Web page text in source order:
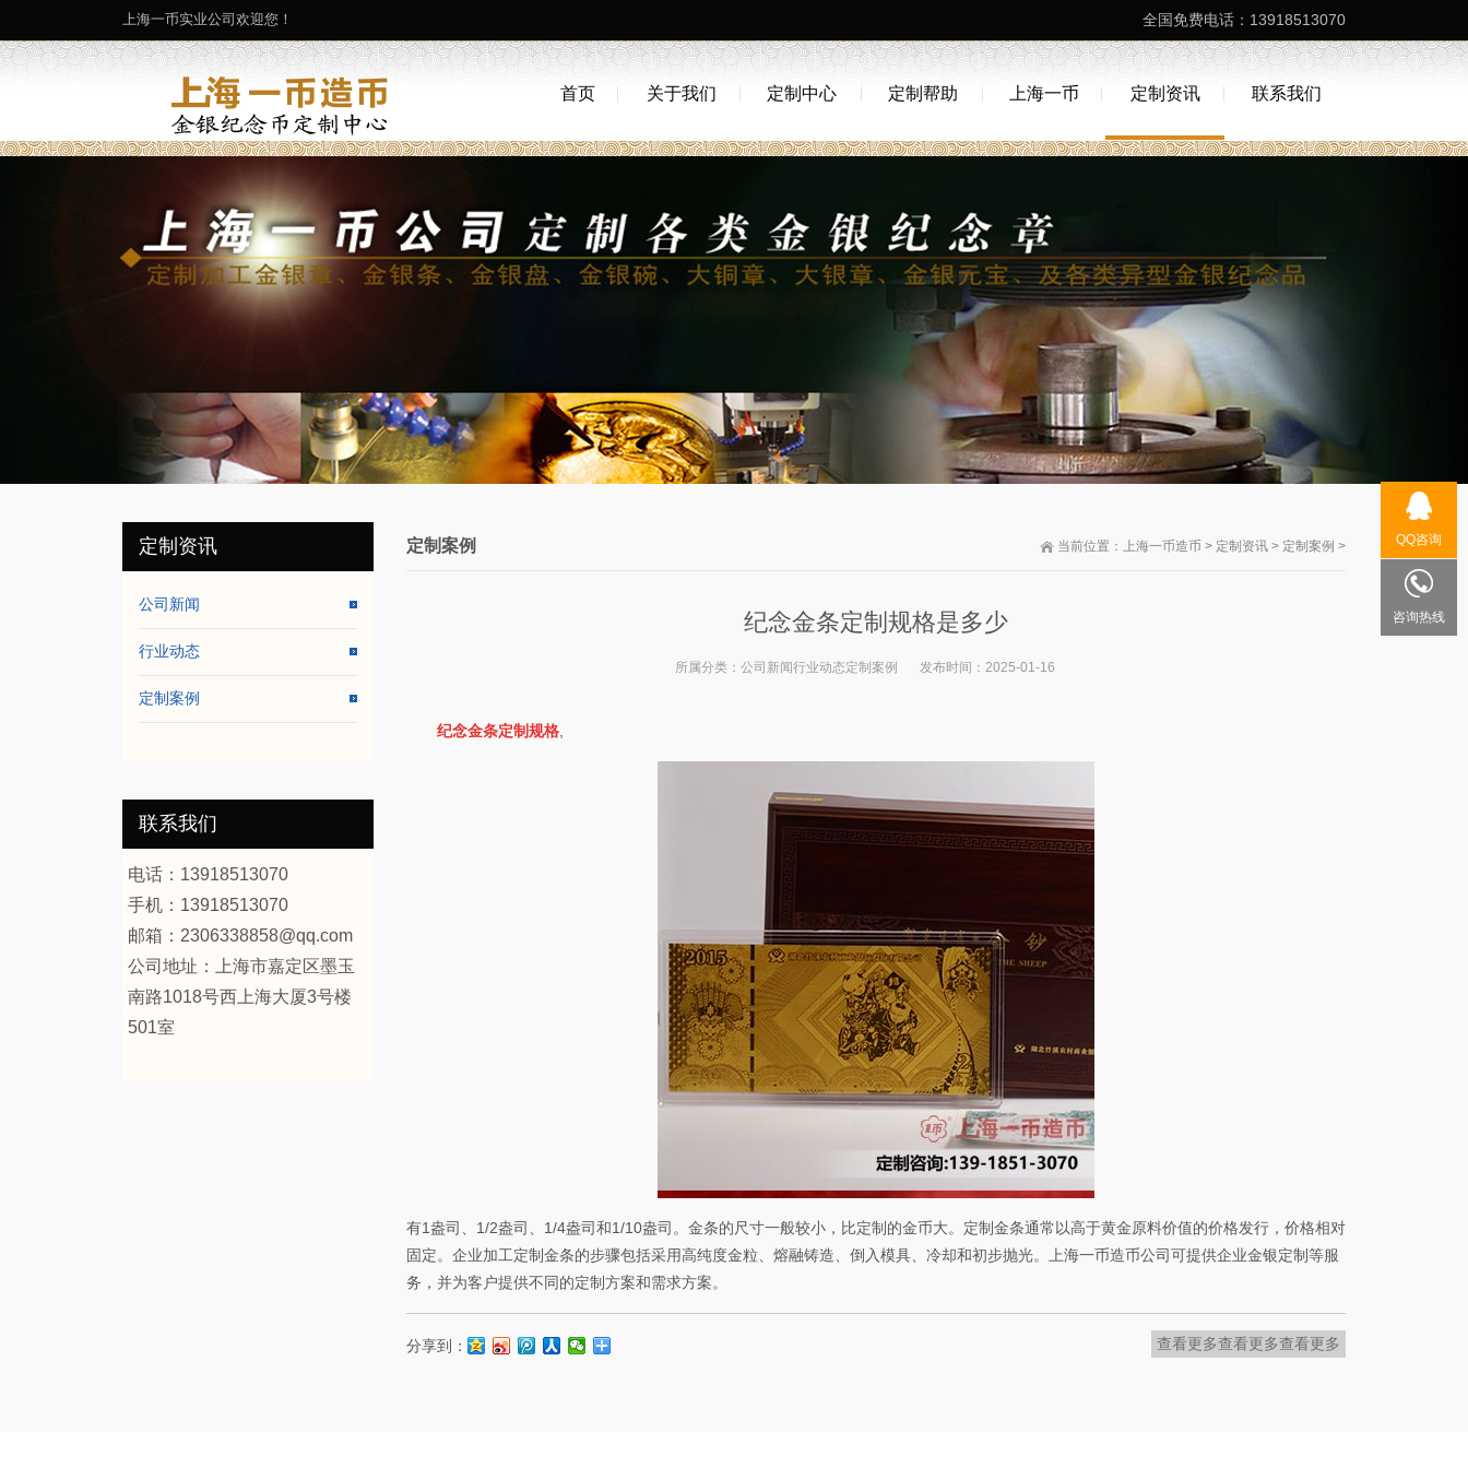
全国免费电话：13918513070
上海一币实业公司欢迎您！
首页 关于我们 定制中心 定制帮助 上海一币 定制资讯 联系我们
当前位置： 上海一币造币 > 定制资讯 > 定制案例 >
定制案例
纪念金条定制规格是多少
所属分类： 公司新闻行业动态定制案例 发布时间： 2025-01-16
纪念金条定制规格
有1盎司、1/2盎司、1/4盎司和1/10盎司。金条的尺寸一般较小，比定制的金币大。定制金条通常以高于黄金原料价值的价格发行，价格相对
固定。企业加工定制金条的步骤包括采用高纯度金粒、熔融铸造、倒入模具、冷却和初步抛光。上海一币造币公司可提供企业金银定制等服
务，并为客户提供不同的定制方案和需求方案。
查看更多查看更多查看更多
分享到：
定制资讯
公司新闻
行业动态
定制案例
联系我们
电话：13918513070
手机：13918513070
邮箱：2306338858@qq.com
公司地址：
上海市嘉定区墨玉
南路1018号西上海大厦3号楼
501室
QQ咨询
咨询热线